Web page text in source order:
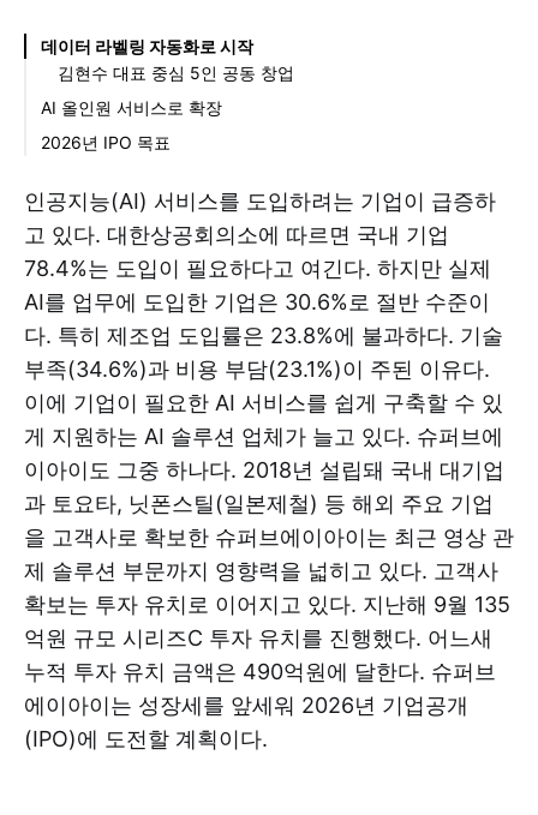
데이터 라벨링 자동화로 시작
김현수 대표 중심 5인 공동 창업
AI 올인원 서비스로 확장
“엔드투엔드 목표로 개발”
2026년 IPO 목표
인공지능(AI) 서비스를 도입하려는 기업이 급증하
고 있다. 대한상공회의소에 따르면 국내 기업
78.4%는 도입이 필요하다고 여긴다. 하지만 실제
AI를 업무에 도입한 기업은 30.6%로 절반 수준이
다. 특히 제조업 도입률은 23.8%에 불과하다. 기술
부족(34.6%)과 비용 부담(23.1%)이 주된 이유다.
이에 기업이 필요한 AI 서비스를 쉽게 구축할 수 있
게 지원하는 AI 솔루션 업체가 늘고 있다. 슈퍼브에
이아이도 그중 하나다. 2018년 설립돼 국내 대기업
과 토요타, 닛폰스틸(일본제철) 등 해외 주요 기업
을 고객사로 확보한 슈퍼브에이아이는 최근 영상 관
제 솔루션 부문까지 영향력을 넓히고 있다. 고객사
확보는 투자 유치로 이어지고 있다. 지난해 9월 135
억원 규모 시리즈C 투자 유치를 진행했다. 어느새
누적 투자 유치 금액은 490억원에 달한다. 슈퍼브
에이아이는 성장세를 앞세워 2026년 기업공개
(IPO)에 도전할 계획이다.